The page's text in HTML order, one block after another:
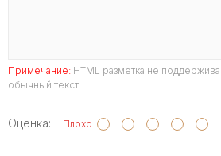
Примечание: HTML разметка не
обычный текст.
Оценка: Плохо